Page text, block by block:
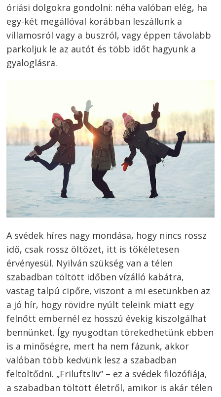
óriási dolgokra gondolni: néha valóban elég, ha
egy-két megállóval korábban leszállunk a
villamosról vagy a buszról, vagy éppen távolabb
parkoljuk le az autót és több időt hagyunk a
gyaloglásra.
A svédek híres nagy mondása, hogy nincs rossz
idő, csak rossz öltözet, itt is tökéletesen
érvényesül. Nyilván szükség van a télen
szabadban töltött időben vízálló kabátra,
vastag talpú cipőre, viszont a mi esetünkben az
a jó hír, hogy rövidre nyúlt teleink miatt egy
felnőtt embernél ez hosszú évekig kiszolgálhat
bennünket. Így nyugodtan törekedhetünk ebben
is a minőségre, mert ha nem fázunk, akkor
valóban több kedvünk lesz a szabadban
feltöltődni. „Friluftsliv” – ez a svédek filozófiája,
a szabadban töltött életről, amikor is akár télen